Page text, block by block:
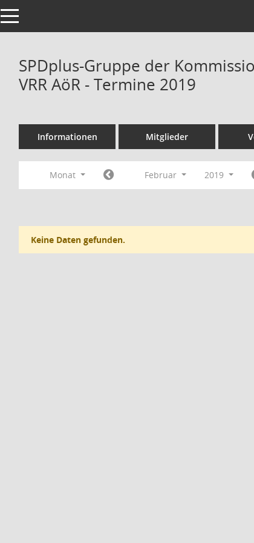
Toggle navigation
SPDplus-Gruppe der
VRR AöR - Termine 2019
Informationen Mitglieder
Monat Februar 2019
Keine Daten gefunden.